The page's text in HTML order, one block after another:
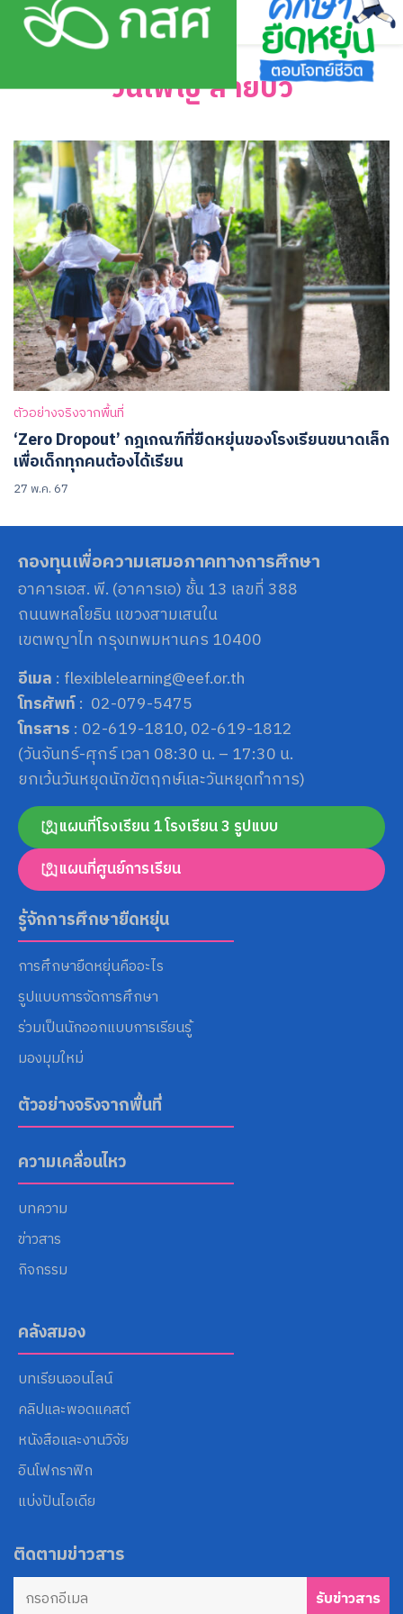
Skip
Search
for:
วันเพ็ญ สายบัว
ตัวอย่างจริงจากพื้นที่
‘Zero Dropout’ กฎเกณฑ์ที่ยืดหยุ่นของโรงเรียนขนาดเล็ก
เพื่อเด็กทุกคนต้องได้เรียน
27 พ.ค. 67
กองทุนเพื่อความเสมอภาคทางการศึกษา
อาคารเอส. พี. (อาคารเอ) ชั้น 13 เลขที่ 388
ถนนพหลโยธิน แขวงสามเสนใน
เขตพญาไท กรุงเทพมหานคร 10400
อีเมล : flexiblelearning@eef.or.th
โทรศัพท์: 02-079-5475
โทรสาร : 02-619-1810, 02-619-1812
(วันจันทร์-ศุกร์ เวลา 08:30 น. – 17:30 น.
ยกเว้นวันหยุดนักขัตฤกษ์และวันหยุดทำการ)
แผนที่โรงเรียน 1 โรงเรียน 3 รูปแบบ
แผนที่ศูนย์การเรียน
รู้จักการศึกษายืดหยุ่น
การศึกษายืดหยุ่นคืออะไร
รูปแบบการจัดการศึกษา
ร่วมเป็นนักออกแบบการเรียนรู้
มองมุมใหม่
ตัวอย่างจริงจากพื้นที่
ความเคลื่อนไหว
บทความ
ข่าวสาร
กิจกรรม
คลังสมอง
บทเรียนออนไลน์
คลิปและพอดแคสต์
หนังสือและงานวิจัย
อินโฟกราฟิก
แบ่งปันไอเดีย
ติดตามข่าวสาร